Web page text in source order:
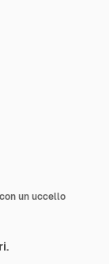
un uccello